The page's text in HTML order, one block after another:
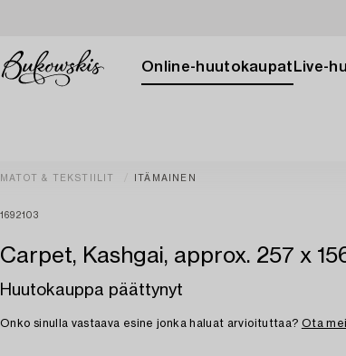
Online-huutokaupat Live-
MATOT & TEKSTIILIT ITÄMAINEN
1692103
Carpet, Kashgai, approx. 257 x
Huutokauppa päättynyt
Onko sinulla vastaava esine jonka haluat arvioituttaa? Ota